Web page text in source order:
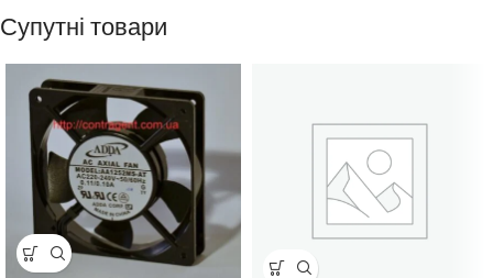
Супутні товари